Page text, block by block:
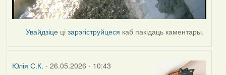
Увайдзіце цізарэгіструйцеся каб пакідаць каментары.
Юлія С.К. - 26.05.2026 - 10:43